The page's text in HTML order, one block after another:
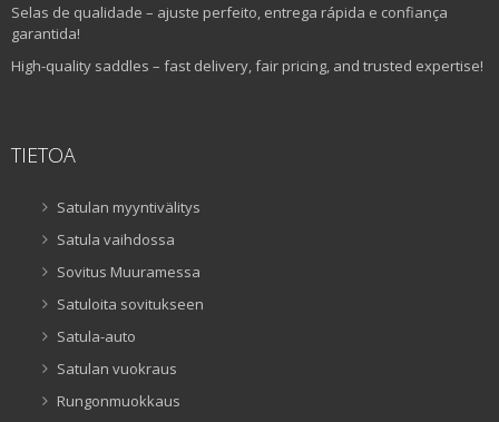
Selas de qualidade – ajuste perfeito, entrega rápida e confiança
garantida!
High-quality saddles – fast delivery, fair pricing, and trusted expertise!
TIETOA
Satulan myyntivälitys
Satula vaihdossa
Sovitus Muuramessa
Satuloita sovitukseen
Satula-auto
Satulan vuokraus
Rungonmuokkaus